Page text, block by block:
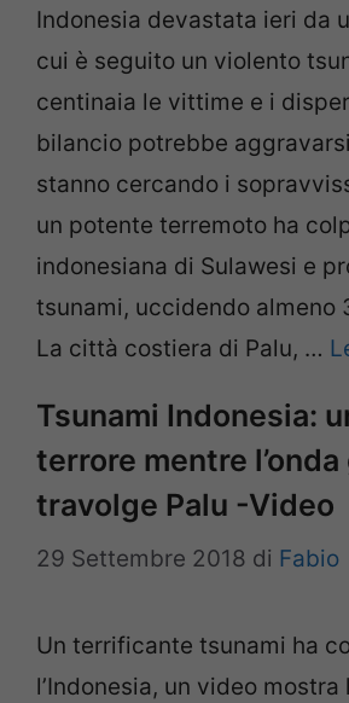
Indonesia devastata ieri da
cui è seguito un violento
centinaia le vittime e i
bilancio potrebbe
stanno cercando i
un potente terremoto ha
indonesiana di Sulawesi e
tsunami, uccidendo almeno
La città costiera di Palu, …
Tsunami Indonesia:
terrore mentre
travolge Palu -Video
29 Settembre 2018 di Fabio
Un terrificante tsunami ha
l’Indonesia, un video mostra